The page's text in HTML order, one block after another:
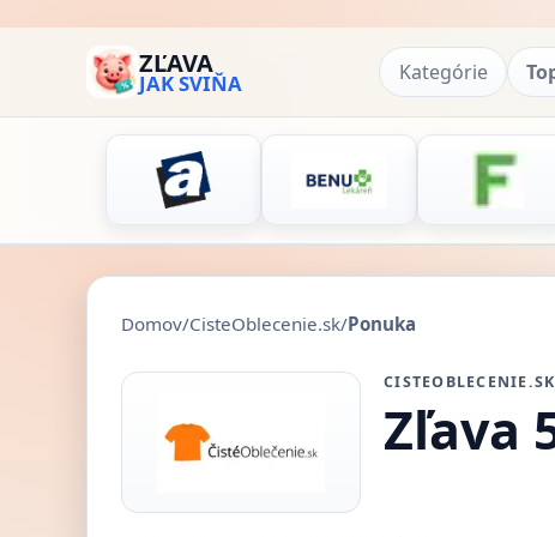
ZĽAVA
JAK SVIŇA Kategórie
Domov/CisteOblecenie.sk/Ponuka
CISTEOBLECENIE.SK
Zľava